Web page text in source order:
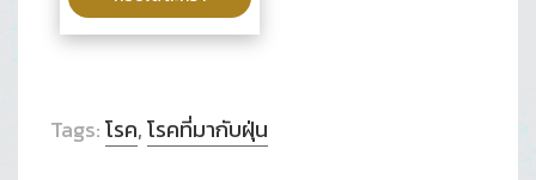
Tags:โรค,โรคที่มากับฝุ่น